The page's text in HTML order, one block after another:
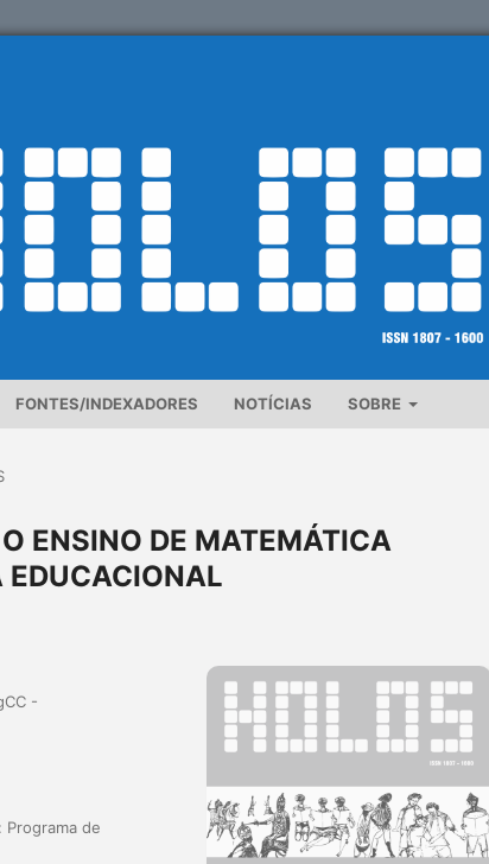
FONTES/INDEXADORES NOTÍCIAS SOBRE
ENSINO DE MATEMÁTICA
EDUCACIONAL
-
Programa de